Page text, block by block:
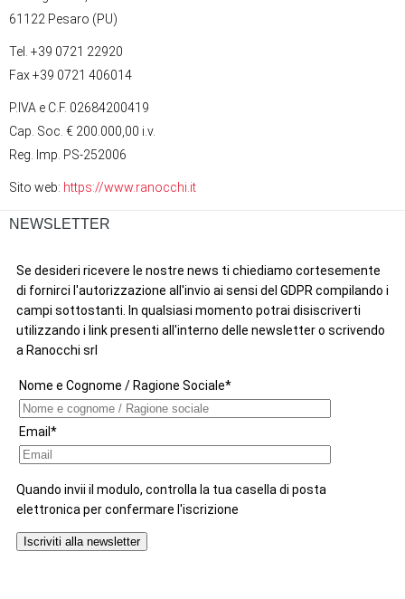
61122 Pesaro (PU)
Tel. +39 0721 22920
Fax +39 0721 406014
P.IVA e C.F. 02684200419
Cap. Soc. € 200.000,00 i.v.
Reg. Imp. PS-252006
Sito web: https://www.ranocchi.it
NEWSLETTER